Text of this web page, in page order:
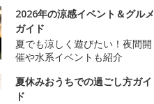
2026年の涼感イベント＆グルメ
ガイド
夏でも涼しく遊びたい！夜間開
催や水系イベントも紹介
夏休みおうちでの過ごし方ガイ
ド